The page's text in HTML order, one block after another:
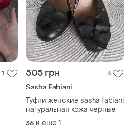
1 505 грн 3
Sasha Fabiani
Туфли женские sasha fabiani
натуральная кожа черные
36 и еще 1